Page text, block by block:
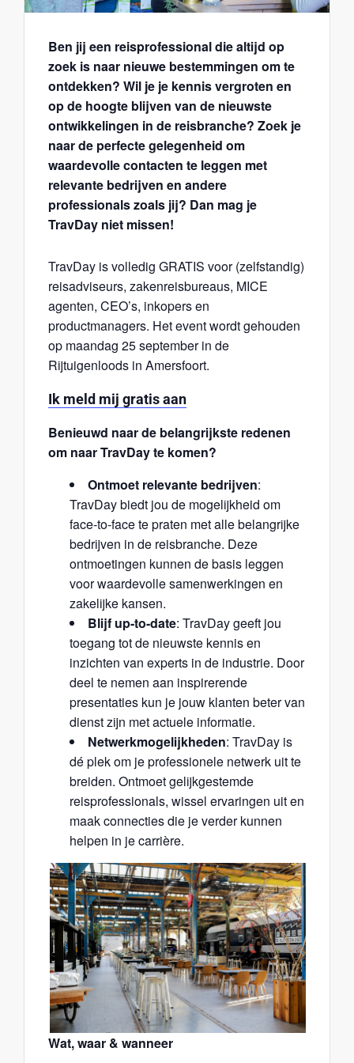
Ben jij een reisprofessional die altijd op
zoek is naar nieuwe bestemmingen om te
ontdekken? Wil je je kennis vergroten en
op de hoogte blijven van de nieuwste
ontwikkelingen in de reisbranche? Zoek je
naar de perfecte gelegenheid om
waardevolle contacten te leggen met
relevante bedrijven en andere
professionals zoals jij? Dan mag je
TravDay niet missen!
TravDay is volledig GRATIS voor (zelfstandig)
reisadviseurs, zakenreisbureaus, MICE
agenten, CEO’s, inkopers en
productmanagers. Het event wordt gehouden
op maandag 25 september in de
Rijtuigenloods in Amersfoort.
Ik meld mij gratis aan
Benieuwd naar de belangrijkste redenen
om naar TravDay te komen?
Ontmoet relevante bedrijven:
TravDay biedt jou de mogelijkheid om
face-to-face te praten met alle belangrijke
bedrijven in de reisbranche. Deze
ontmoetingen kunnen de basis leggen
voor waardevolle samenwerkingen en
zakelijke kansen.
Blijf up-to-date: TravDay geeft jou
toegang tot de nieuwste kennis en
inzichten van experts in de industrie. Door
deel te nemen aan inspirerende
presentaties kun je jouw klanten beter van
dienst zijn met actuele informatie.
Netwerkmogelijkheden: TravDay is
dé plek om je professionele netwerk uit te
breiden. Ontmoet gelijkgestemde
reisprofessionals, wissel ervaringen uit en
maak connecties die je verder kunnen
helpen in je carrière.
Wat, waar & wanneer